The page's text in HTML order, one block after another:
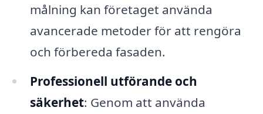
målning kan företaget använda
avancerade metoder för att rengöra
och förbereda fasaden.
Professionell utförande och
säkerhet: Genom att använda